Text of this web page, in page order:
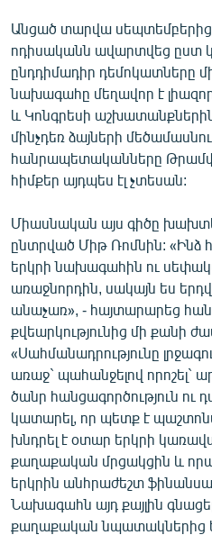
ՁԳՏԵԼՈՎ ԼԱՎԱԳՈՒՅՆԻՆ
ՓՈԴՔԱՍԹ
Հայերեն
English
Русский
ՀԵՏԵՎԵՔ ՄԵԶ
«Ազատության» բոլոր
Անցած տարվա
ոդիսականն ավարտվեց ըստ
ընդդիմադիր դեմոկատները
նախագահը մեղավոր է
և Կոնգրեսի
մինչդեռ ձայների
հանրապետականները
հիմքեր այդպես էլ չտեսան:
Միասնական այս գիծը
ընտրված Միթ Ռոմնին: «Ինձ
երկրի նախագահին ու
առաջնորդին, սակայն ես
անաչառ», - հայտարարեց
քվեարկությունից մի քանի
«Սահմանադրությունը
առաջ` պահանջելով որոշել`
ծանր հանցագործություն ու
կատարել, որ պետք է
խնդրել է օտար երկրի
քաղաքական մրցակցին և
երկրին անհրաժեշտ
Նախագահն այդ քայլին
քաղաքական նպատակներից